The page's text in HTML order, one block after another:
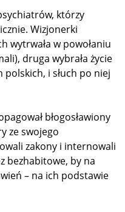
którzy
Wizjonerki
wytrwała w powołaniu
druga wybrała życie
polskich, i słuch po niej
błogosławiony
ze swojego
zakony i internowali
bezhabitowe, by na
– na ich podstawie